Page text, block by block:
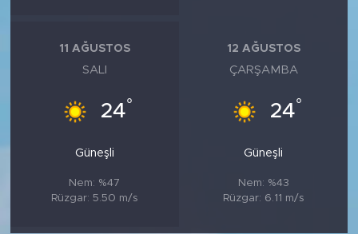
11 AĞUSTOS
SALI
24°
Güneşli
Nem: %47
Rüzgar: 5.50 m/s
12 AĞUSTOS
ÇARŞAMBA
24°
Güneşli
Nem: %43
Rüzgar: 6.11 m/s